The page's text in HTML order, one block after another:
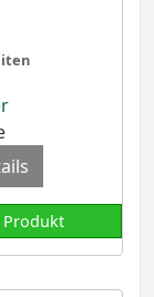
Produkt